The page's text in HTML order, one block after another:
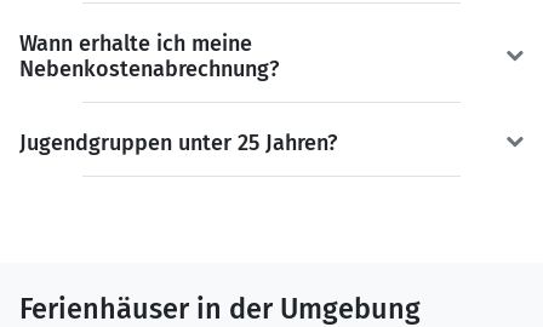
Wann erhalte ich meine
Nebenkostenabrechnung?
Jugendgruppen unter 25 Jahren?
Ferienhäuser in der Umgebung